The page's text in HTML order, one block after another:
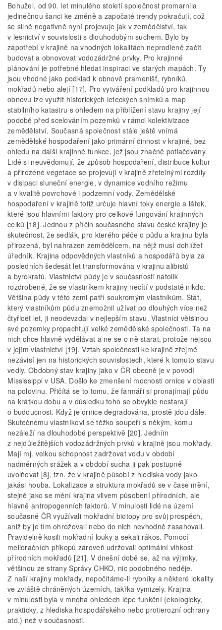
Bohužel, od 90. let minulého století společnost promarnila
jedinečnou šanci ke změně a započaté trendy pokračují, což
se silně negativně nyní projevuje jak v zemědělství, tak
v lesnictví v souvislosti s dlouhodobým suchem. Bylo by
zapotřebí v krajině na vhodných lokalitách neprodleně začít
budovat a obnovovat vodozádržné prvky. Pro krajinné
plánování je potřebné hledat inspiraci ve starých mapách. Ty
jsou vhodné jako podklad k obnově pramenišť, rybníků,
mokřadů nebo alejí [17]. Pro vytváření podkladů pro krajinnou
obnovu lze využít historických leteckých snímků a map
stabilního katastru s ohledem na přiblížení stavu krajiny její
podobě před scelováním pozemků v rámci kolektivizace
zemědělství. Současná společnost stále ještě vnímá
zemědělské hospodaření jako primární činnost v krajině, bez
ohledu na další krajinné funkce, jež jsou značně potlačovány.
Lidé si neuvědomují, že způsob hospodaření, distribuce kultur
a přirozené vegetace se projevují v krajině zřetelnými rozdíly
v disipaci sluneční energie, v dynamice vodního režimu
a v kvalitě povrchové i podzemní vody. Zemědělské
hospodaření v krajině totiž určuje hlavní toky energie a látek,
které jsou hlavními faktory pro celkové fungování krajinných
celků [18]. Jednou z příčin současného stavu české krajiny je
skutečnost, že sedlák, pro kterého péče o půdu a krajinu byla
přirozená, byl nahrazen zemědělcem, na nějž musí dohlížet
úředník. Krajina odpovědných vlastníků a hospodářů byla za
posledních šedesát let transformována v krajinu alibistů
a byrokratů. Vlastnictví půdy je v současnosti natolik
rozdrobené, že se vlastníkem krajiny necítí v podstatě nikdo.
Většina půdy v této zemi patří soukromým vlastníkům. Stát,
který vlastníkům půdu znemožnil užívat po dlouhých více než
čtyřicet let, ji neodevzdal v nejlepším stavu. Vlastníci většinou
své pozemky propachtují velké zemědělské společnosti. Ta na
nich chce hlavně vydělávat a ne se o ně starat, protože nejsou
v jejím vlastnictví [19]. Vztah společnosti ke krajině zřejmě
nezávisí jen na historických souvislostech, které k tomuto stavu
vedly. Obdobný stav krajiny jako v ČR obecně je v povodí
Mississippi v USA. Došlo ke zmenšení mocnosti ornice v oblasti
na polovinu. Přičítá se to tomu, že farmáři si pronajímají půdu
na krátkou dobu a v důsledku toho se obvykle nestarají
o budoucnost. Když je ornice degradována, prostě jdou dále.
Skutečnému vlastníkovi se těžko soupeří s někým, komu
nezáleží na dlouhodobé perspektivě [20]. Jedním
z nejdůležitějších vodozádržných prvků v krajině jsou mokřady.
Mají mj. velkou schopnost zadržovat vodu v období
nadměrných srážek a v období sucha ji pak postupně
uvolňovat [8], tzn. že v krajině působí z hlediska vody jako
jakási houba. Lokalizace a struktura mokřadů se v čase mění,
stejně jako se mění krajina vlivem působení přírodních, ale
hlavně antropogenních faktorů. V minulosti lidé na území
současné ČR využívali mokřadní biotopy pro svůj prospěch,
aniž by je tím ohrožovali nebo do nich nevhodně zasahovali.
Pravidelně kosili mokřadní louky a sekali rákos. Pomocí
melioračních příkopů zároveň udržovali optimální vlhkost
přírodních mokřadů [21]. V dnešní době se, až na výjimky,
většinou ze strany Správy CHKO, nic podobného neděje.
Z naší krajiny mokřady, nepočítáme-li rybníky a některé lokality
ve zvláště chráněných územích, takřka vymizely. Krajina
v minulosti byla v mnoha ohledech lépe funkční (ekologicky,
prakticky, z hlediska hospodářského nebo protierozní ochrany
atd.) než v současnosti.